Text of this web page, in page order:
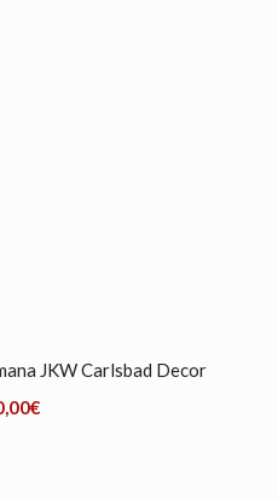
JKW Carlsbad Decor
€